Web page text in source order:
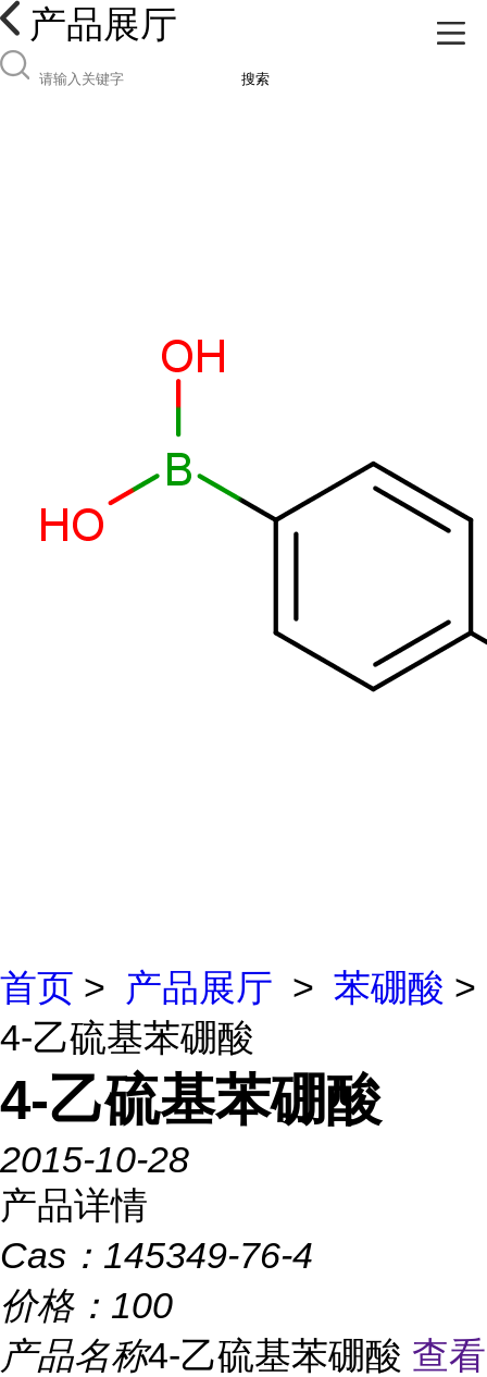
产品展厅
搜索
首页 > 产品展厅 > 苯硼酸 >
4-乙硫基苯硼酸
4-乙硫基苯硼酸
2015-10-28
产品详情
Cas： 145349-76-4
价格： 100
产品名称4-乙硫基苯硼酸 查看